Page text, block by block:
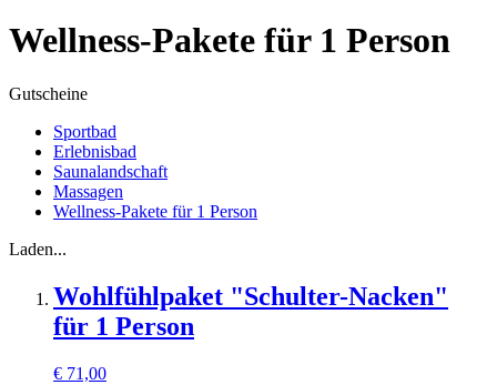
Wellness-Pakete für 1 Person
Gutscheine
Sportbad
Erlebnisbad
Saunalandschaft
Massagen
Wellness-Pakete für 1 Person
Laden...
Wohlfühlpaket "Schulter-Nacken"
für 1 Person
€ 71,00